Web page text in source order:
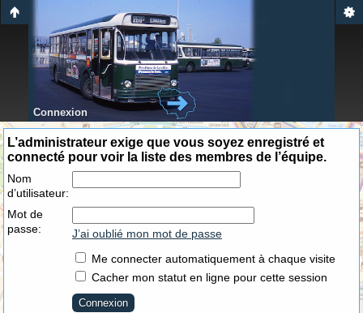
Connexion
L’administrateur exige que vous soyez enregistré et
connecté pour voir la liste des membres de l’équipe.
Nom
d’utilisateur:
Mot de
passe:
J’ai oublié mon mot de passe
Me connecter automatiquement à chaque visite
Cacher mon statut en ligne pour cette session